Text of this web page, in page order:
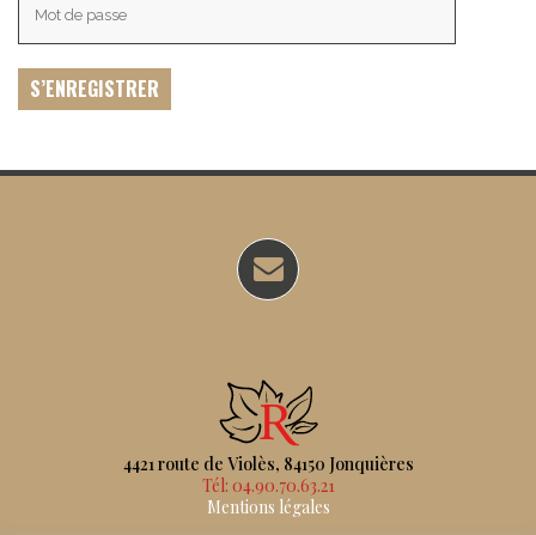
4421 route de Violès, 84150 Jonquières
Tél: 04.90.70.63.21
Mentions légales